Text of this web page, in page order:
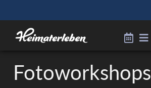
Fotoworkshops